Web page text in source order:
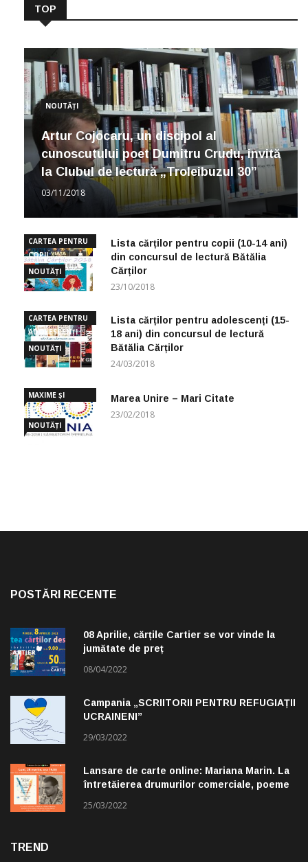
TOP
NOUTĂȚI
Artur Cojocaru, un discipol al
cunoscutului poet Dumitru Crudu, invită
la Clubul de lectură „Troleibuzul 30”
03/11/2018
CARTEA PENTRU
COPII
NOUTĂȚI
Lista cărților pentru copii (10-14 ani)
din concursul de lectură Bătălia
Cărților
23/10/2018
CARTEA PENTRU
ADOLESCENȚI
NOUTĂȚI
Lista cărților pentru adolescenți (15-
18 ani) din concursul de lectură
Bătălia Cărților
24/03/2018
MAXIME ȘI
CUGETĂRI
NOUTĂȚI
Marea Unire – Mari Citate
23/02/2018
POSTĂRI RECENTE
08 Aprilie, cărțile Cartier se vor vinde la
jumătate de preț
08/04/2022
Campania „SCRIITORII PENTRU REFUGIAȚII
UCRAINENI”
29/03/2022
Lansare de carte online: Mariana Marin. La
întretăierea drumurilor comerciale, poeme
25/03/2022
TREND